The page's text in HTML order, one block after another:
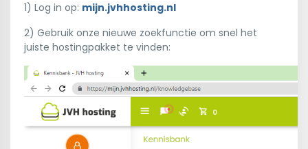
1) Log in op: mijn.jvhhosting.nl
2) Gebruik onze nieuwe zoekfunctie om snel het
juiste hostingpakket te vinden: